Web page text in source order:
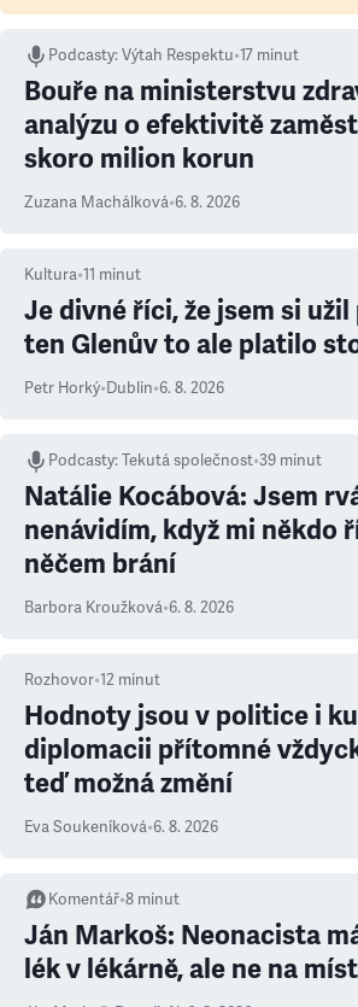
Podcasty:Výtah Respektu•17 minut
Bouře na ministerstvu
analýzu o efektivitě
skoro milion korun
Zuzana Machálková•6. 8. 2026
Kultura•11 minut
Je divné říci, že jsem si
ten Glenův to ale platilo
Petr Horký•Dublin•6. 8. 2026
Podcasty:Tekutá společnost•39 minut
Natálie Kocábová: Jsem
nenávidím, když mi někdo
něčem brání
Barbora Kroužková•6. 8. 2026
Rozhovor•12 minut
Hodnoty jsou v politice i
diplomacii přítomné
teď možná změní
Eva Soukeníková•6. 8. 2026
Komentář•8 minut
Ján Markoš: Neonacista
lék v lékárně, ale ne na